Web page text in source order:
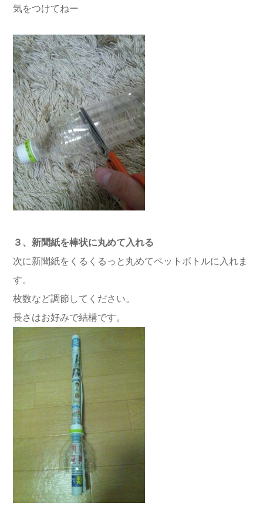
気をつけてねー
３、新聞紙を棒状に丸めて入れる
次に新聞紙をくるくるっと丸めてペットボトルに入れま
す。
枚数など調節してください。
長さはお好みで結構です。